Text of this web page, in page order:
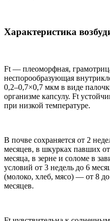
Характеристика
Ft — плеоморфная,
неспорообразующая
0,2–0,7×0,7 мкм в виде
организме капсулу. Ft
при низкой температуре.
В почве сохраняется от 2
месяцев, в шкурках павших
месяца, в зерне и соломе в
условий от 3 недель до 6
(молоко, хлеб, мясо) — от 8
месяцев.